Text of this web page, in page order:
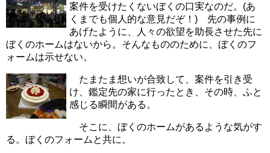
案件を受けたくないぼくの口実なのだ。(あ
くまでも個人的な意見だぞ！) 先の事例に
あげたように、人々の欲望を助長させた先に
ぼくのホームはないから。そんなもののために、ぼくのフ
ォームは示せない。
たまたま想いが合致して、案件を引き受
け、鑑定先の家に行ったとき、その時、ふと
感じる瞬間がある。
そこに、ぼくのホームがあるような気がす
る。ぼくのフォームと共に。